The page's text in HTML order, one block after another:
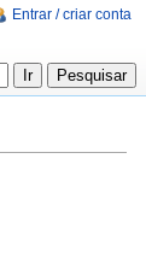
Entrar / criar conta